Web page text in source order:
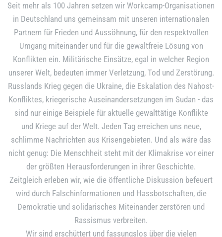
Seit mehr als 100 Jahren setzen wir Workcamp-Organisationen
in Deutschland uns gemeinsam mit unseren internationalen
Partnern für Frieden und Aussöhnung, für den respektvollen
Umgang miteinander und für die gewaltfreie Lösung von
Konflikten ein. Militärische Einsätze, egal in welcher Region
unserer Welt, bedeuten immer Verletzung, Tod und Zerstörung.
Russlands Krieg gegen die Ukraine, die Eskalation des Nahost-
Konfliktes, kriegerische Auseinandersetzungen im Sudan - das
sind nur einige Beispiele für aktuelle gewalttätige Konflikte
und Kriege auf der Welt. Jeden Tag erreichen uns neue,
schlimme Nachrichten aus Krisengebieten. Und als wäre das
nicht genug: Die Menschheit steht mit der Klimakrise vor einer
der größten Herausforderungen in ihrer Geschichte.
Zeitgleich erleben wir, wie die öffentliche Diskussion befeuert
wird durch Falschinformationen und Hassbotschaften, die
Demokratie und solidarisches Miteinander zerstören und
Rassismus verbreiten.
Wir sind erschüttert und fassungslos über die vielen